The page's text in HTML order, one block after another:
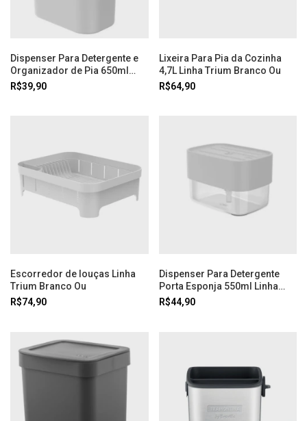
Dispenser Para Detergente e
Organizador de Pia 650ml
Linha Trium Branco Ou
R$39,90
Lixeira Para Pia da Cozinha
4,7L Linha Trium Branco Ou
R$64,90
Escorredor de louças Linha
Trium Branco Ou
R$74,90
Dispenser Para Detergente
Porta Esponja 550ml Linha
Trium Ou
R$44,90